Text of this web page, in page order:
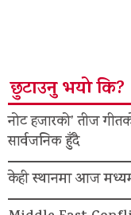
छुटाउनु भयो कि?
नोट हजारको’ तीज
सार्वजनिक हुँदै
केही स्थानमा आज मध्यम